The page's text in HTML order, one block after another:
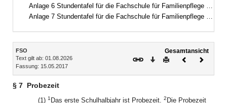
Anlage 6 Stundentafel für die Fachschule für Familienpflege (Vollzeitform)
Anlage 7 Stundentafel für die Fachschule für Familienpflege (Teilzeitform)
Inhalt
FSO
Text gilt ab: 01.08.2026
Fassung: 15.05.2017
Gesamtansicht
Download
DruckenVorheriges
§ 7 Probezeit
(1) 1 Das erste Schulhalbjahr ist Probezeit. 2 Die Probezeit